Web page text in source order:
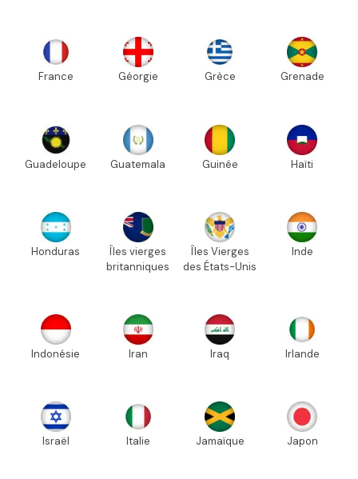
France Géorgie Grèce Grenade
Guadeloupe Guatemala Guinée Haïti
Honduras
Îles vierges
britanniques
Îles Vierges
des États-Unis
Inde
Indonésie Iran Iraq Irlande
Israël Italie Jamaïque Japon